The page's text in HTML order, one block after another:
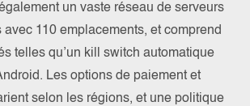
un vaste réseau de serveurs
110 emplacements, et comprend
telles qu’un kill switch automatique
Les options de paiement et
selon les régions, et une politique